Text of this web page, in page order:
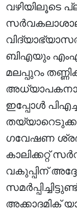
വഴിയിലൂടെ
ബിഎയും
മലപ്പുറം
ഇപ്പോൾ
ഗവേഷണ
കാലിക്കറ്റ്
വകുപ്പിന്
അക്കാദമിക്